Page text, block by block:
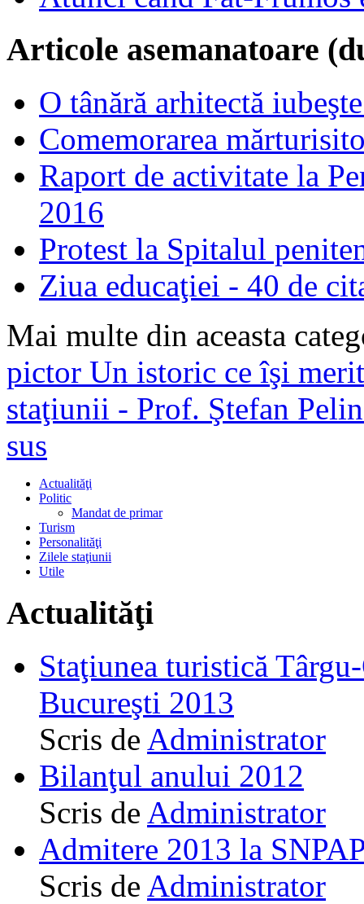
Articole asemanatoare
O tânără arhitectă
Comemorarea
Raport de activitate la
2016
Protest la Spitalul
Ziua educaţiei - 40 de
Mai multe din aceasta
pictor Un istoric ce îşi
staţiunii - Prof. Ştefan
sus
Actualităţi
Politic
Mandat de primar
Turism
Personalităţi
Zilele staţiunii
Utile
Actualităţi
Staţiunea turistică
Bucureşti 2013
Scris de Administrator
Bilanţul anului 2012
Scris de Administrator
Admitere 2013 la
Scris de Administrator